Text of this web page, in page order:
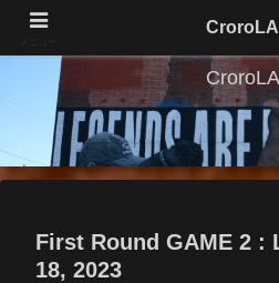
First Round GAME 2 :
18, 2023